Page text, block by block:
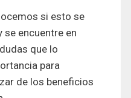
si esto se
se encuentre en
que lo
para
de los beneficios